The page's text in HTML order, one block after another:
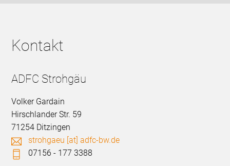
Kontakt
ADFC Strohgäu
Volker Gardain
Hirschlander Str. 59
71254 Ditzingen
strohgaeu [at] adfc-bw.de
07156 - 177 3388